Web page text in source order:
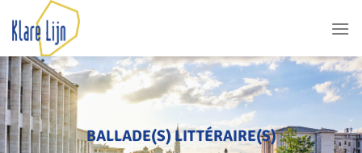
BALLADE(S) LITTÉRAIRE(S)